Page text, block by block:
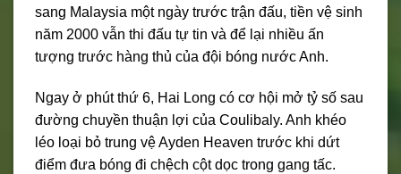
sang Malaysia một ngày trước trận đấu, tiền vệ sinh
năm 2000 vẫn thi đấu tự tin và để lại nhiều ấn
tượng trước hàng thủ của đội bóng nước Anh.
Ngay ở phút thứ 6, Hai Long có cơ hội mở tỷ số sau
đường chuyền thuận lợi của Coulibaly. Anh khéo
léo loại bỏ trung vệ Ayden Heaven trước khi dứt
điểm đưa bóng đi chệch cột dọc trong gang tấc.